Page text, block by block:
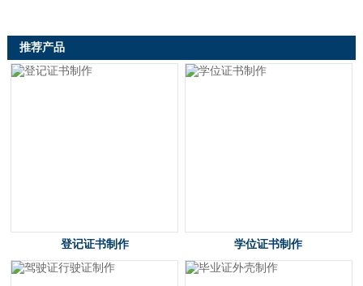
推荐产品
登记证书制作 学位证书制作